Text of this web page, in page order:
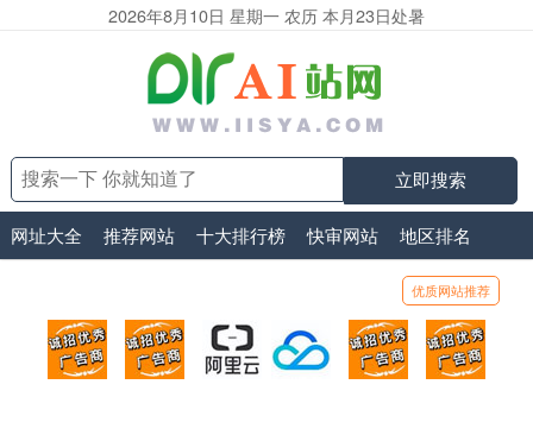
2026年8月10日 星期一 农历 本月23日处暑
立即搜索
网址大全 推荐网站 十大排行榜 快审网站 地区排名
优质网站推荐
顶部广告位1
广告位招商_广告位待售
顶部广告位2
广告位招商_广告位待售
阿里云
打折活动、99元/年
腾讯云
优惠打折，99元/年
顶部广告位5
广告位招商_